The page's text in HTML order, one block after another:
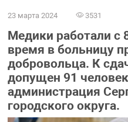
23 марта 2024 3531
Медики работали с
время в больницу
добровольца. К
допущен 91
администрация
городского округа.